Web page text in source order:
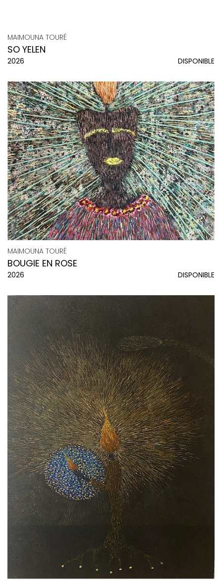
MAIMOUNA TOURÉ
SO YELEN
2026 DISPONIBLE
MAIMOUNA TOURÉ
BOUGIE EN ROSE
2026 DISPONIBLE